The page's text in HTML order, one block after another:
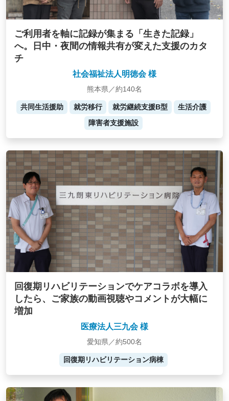
ご利用者を軸に記録が集まる「生きた記録」
へ。日中・夜間の情報共有が変えた支援のカタ
チ
社会福祉法人明徳会 様
熊本県／約140名
共同生活援助 就労移行 就労継続支援B型
生活介護
障害者支援施設
回復期リハビリテーションでケアコラボを導入
したら、ご家族の動画視聴やコメントが大幅に
増加
医療法人三九会 様
愛知県／約500名
回復期リハビリテーション病棟